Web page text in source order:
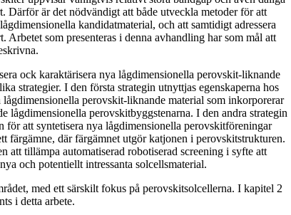
Därför är det nödvändigt att både utveckla metoder för att
kandidatmaterial, och att samtidigt adressera
Arbetet som presenteras i denna avhandling har som mål att
ock karaktärisera nya lågdimensionella perovskit-liknande
strategier. I den första strategin utnyttjas egenskaperna hos
perovskit-liknande material som inkorporerar
lågdimensionella perovskitbyggstenarna. I den andra strategin
för att syntetisera nya lågdimensionella perovskitföreningar
färgämne, där färgämnet utgör katjonen i perovskitstrukturen.
att tillämpa automatiserad robotiserad screening i syfte att
nya och potentiellt intressanta solcellsmaterial.
med ett särskilt fokus på perovskitsolcellerna. I kapitel 2
i detta arbete.